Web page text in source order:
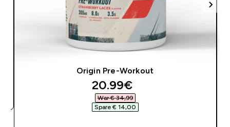
Origin Pre-Workout
discounted price
20.99€‎
War € 34,99‎
Spare € 14,00‎